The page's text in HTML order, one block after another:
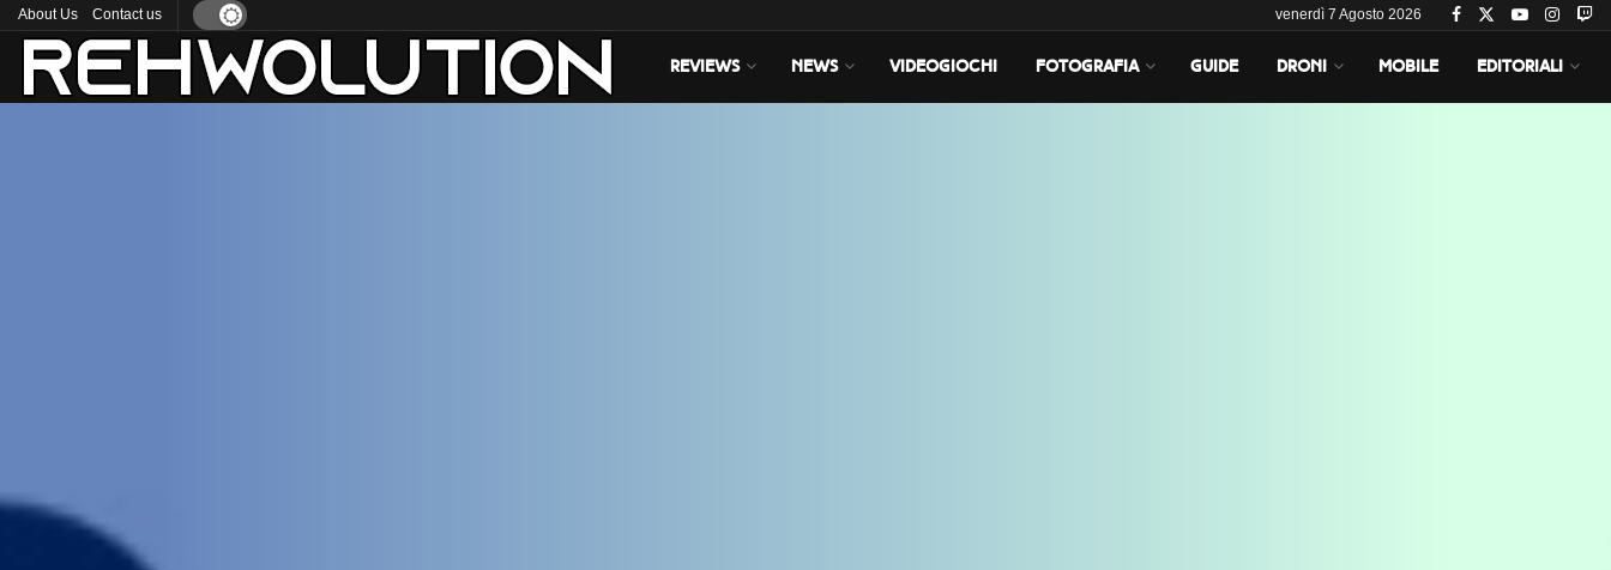
About Us Contact us venerdì 7 Agosto 2026
REVIEWS NEWS VIDEOGIOCHI FOTOGRAFIA GUIDE DRONI MOBILE EDITORIALI